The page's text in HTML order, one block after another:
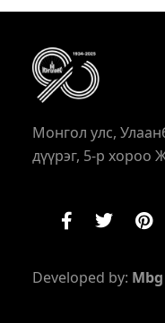
Монгол улс,
дүүрэг, 5-р хороо
Developed by: